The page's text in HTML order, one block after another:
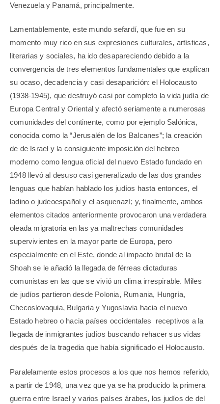
Venezuela y Panamá, principalmente.
Lamentablemente, este mundo sefardí, que fue en su
momento muy rico en sus expresiones culturales, artísticas,
literarias y sociales, ha ido desapareciendo debido a la
convergencia de tres elementos fundamentales que explican
su ocaso, decadencia y casi desaparición: el Holocausto
(1938-1945), que destruyó casi por completo la vida judía de
Europa Central y Oriental y afectó seriamente a numerosas
comunidades del continente, como por ejemplo Salónica,
conocida como la “Jerusalén de los Balcanes”; la creación
de de Israel y la consiguiente imposición del hebreo
moderno como lengua oficial del nuevo Estado fundado en
1948 llevó al desuso casi generalizado de las dos grandes
lenguas que habían hablado los judíos hasta entonces, el
ladino o judeoespañol y el asquenazí; y, finalmente, ambos
elementos citados anteriormente provocaron una verdadera
oleada migratoria en las ya maltrechas comunidades
supervivientes en la mayor parte de Europa, pero
especialmente en el Este, donde al impacto brutal de la
Shoah se le añadió la llegada de férreas dictaduras
comunistas en las que se vivió un clima irrespirable. Miles
de judíos partieron desde Polonia, Rumania, Hungría,
Checoslovaquia, Bulgaria y Yugoslavia hacia el nuevo
Estado hebreo o hacia países occidentales
receptivos a la
llegada de inmigrantes judíos buscando rehacer sus vidas
después de la tragedia que había significado el Holocausto.
Paralelamente estos procesos a los que nos hemos referido,
a partir de 1948, una vez que ya se ha producido la primera
guerra entre Israel y varios países árabes, los judíos de del